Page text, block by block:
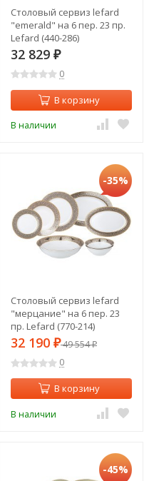
Столовый сервиз lefard
"emerald" на 6 пер. 23 пр.
Lefard (440-286)
32 829 ₽
0
В корзину
В наличии
-35%
Столовый сервиз lefard
"мерцание" на 6 пер. 23
пр. Lefard (770-214)
32 190 ₽49 554₽
0
В корзину
В наличии
-45%